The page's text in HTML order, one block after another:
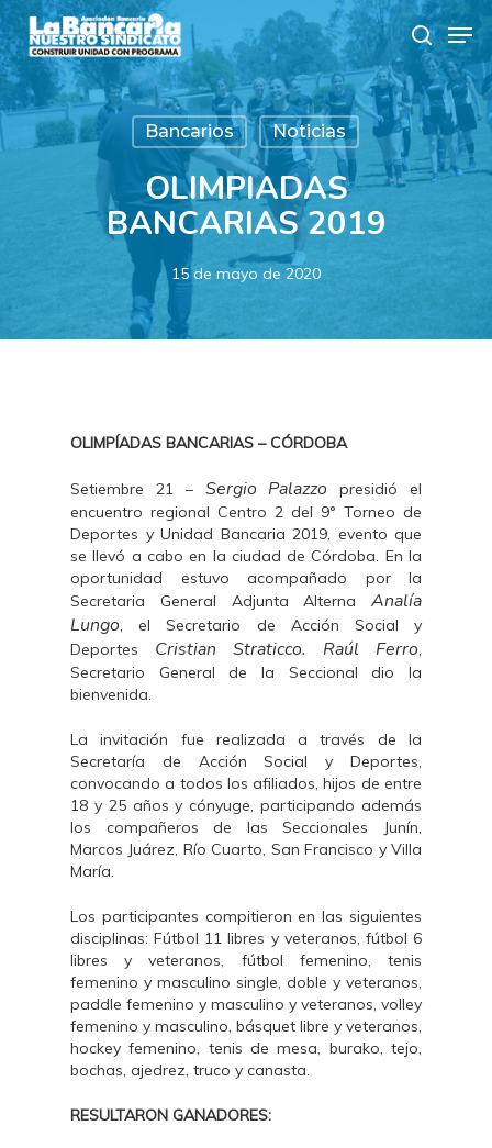
Skip
to
main
content
search
Bancarios Noticias
OLIMPIADAS
BANCARIAS 2019
15 de mayo de 2020
OLIMPÍADAS BANCARIAS – CÓRDOBA
Setiembre 21 – Sergio Palazzo presidió el
encuentro regional Centro 2 del 9° Torneo de
Deportes y Unidad Bancaria 2019, evento que
se llevó a cabo en la ciudad de Córdoba. En la
oportunidad estuvo acompañado por la
Secretaria General Adjunta Alterna Analía
Lungo, el Secretario de Acción Social y
Deportes Cristian Straticco. Raúl Ferro,
Secretario General de la Seccional dio la
bienvenida.
La invitación fue realizada a través de la
Secretaría de Acción Social y Deportes,
convocando a todos los afiliados, hijos de entre
18 y 25 años y cónyuge, participando además
los compañeros de las Seccionales Junín,
Marcos Juárez, Río Cuarto, San Francisco y Villa
María.
Los participantes compitieron en las siguientes
disciplinas: Fútbol 11 libres y veteranos, fútbol 6
libres y veteranos, fútbol femenino, tenis
femenino y masculino single, doble y veteranos,
paddle femenino y masculino y veteranos, volley
femenino y masculino, básquet libre y veteranos,
hockey femenino, tenis de mesa, burako, tejo,
bochas, ajedrez, truco y canasta.
RESULTARON GANADORES: